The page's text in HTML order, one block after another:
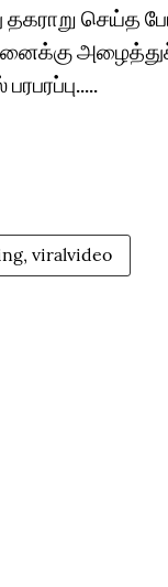
தகராறு செய்த
viralvideo